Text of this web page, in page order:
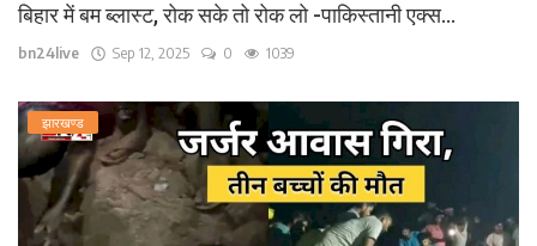
बिहार में बम ब्लास्ट, रोक सके तो रोक लो -पाकिस्तानी एक्स...
bn24live Sep 12, 2025 0 1039
झारखण्ड